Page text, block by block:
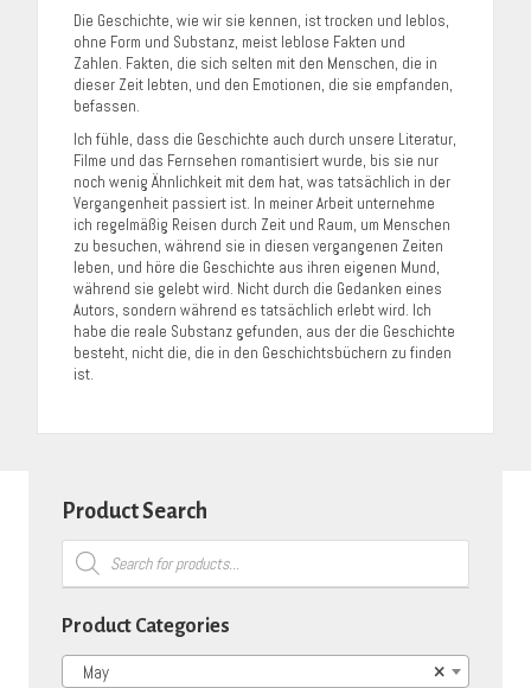
Die Geschichte, wie wir sie kennen, ist trocken und leblos,
ohne Form und Substanz, meist leblose Fakten und
Zahlen. Fakten, die sich selten mit den Menschen, die in
dieser Zeit lebten, und den Emotionen, die sie empfanden,
befassen.
Ich fühle, dass die Geschichte auch durch unsere Literatur,
Filme und das Fernsehen romantisiert wurde, bis sie nur
noch wenig Ähnlichkeit mit dem hat, was tatsächlich in der
Vergangenheit passiert ist. In meiner Arbeit unternehme
ich regelmäßig Reisen durch Zeit und Raum, um Menschen
zu besuchen, während sie in diesen vergangenen Zeiten
leben, und höre die Geschichte aus ihren eigenen Mund,
während sie gelebt wird. Nicht durch die Gedanken eines
Autors, sondern während es tatsächlich erlebt wird. Ich
habe die reale Substanz gefunden, aus der die Geschichte
besteht, nicht die, die in den Geschichtsbüchern zu finden
ist.
Product Search
Products
search
Product Categories
×
May